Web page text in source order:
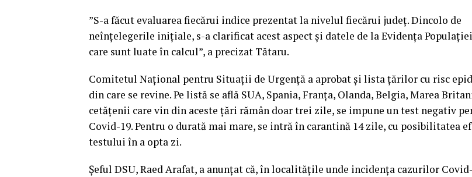
”S-a făcut evaluarea fiecărui indice prezentat la nivelul fiecărui județ. Dincolo de
neînțelegerile inițiale, s-a clarificat acest aspect și datele de la Evidența
care sunt luate în calcul”, a precizat Tătaru.
Comitetul Național pentru Situații de Urgență a aprobat și lista țărilor cu risc
din care se revine. Pe listă se află SUA, Spania, Franța, Olanda, Belgia, Marea
cetățenii care vin din aceste țări rămân doar trei zile, se impune un test negativ
Covid-19. Pentru o durată mai mare, se intră în carantină 14 zile, cu posibilitatea
testului în a opta zi.
Șeful DSU, Raed Arafat, a anunțat că, în localitățile unde incidența cazurilor